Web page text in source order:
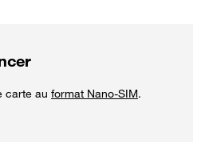
carte au format Nano-SIM.